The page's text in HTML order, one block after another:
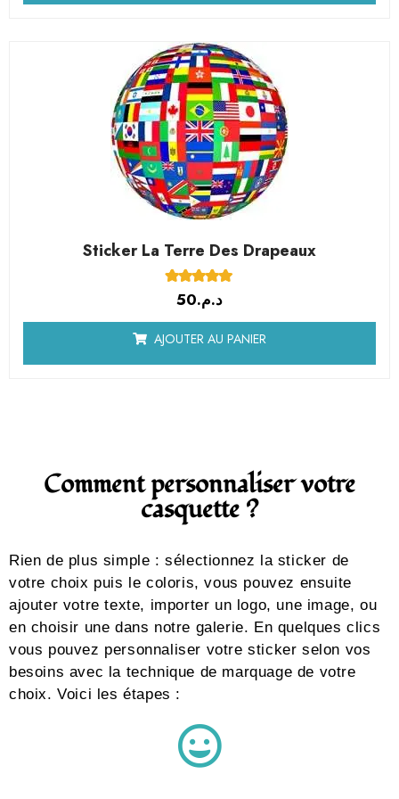
Sticker La Terre Des Drapeaux
4.77 sur 5
basé sur
notations client
د.م.50
AJOUTER AU PANIER
Comment personnaliser votre
casquette ?
Rien de plus simple : sélectionnez la sticker de
votre choix puis le coloris, vous pouvez ensuite
ajouter votre texte, importer un logo, une image, ou
en choisir une dans notre galerie. En quelques clics
vous pouvez personnaliser votre sticker selon vos
besoins avec la technique de marquage de votre
choix. Voici les étapes :